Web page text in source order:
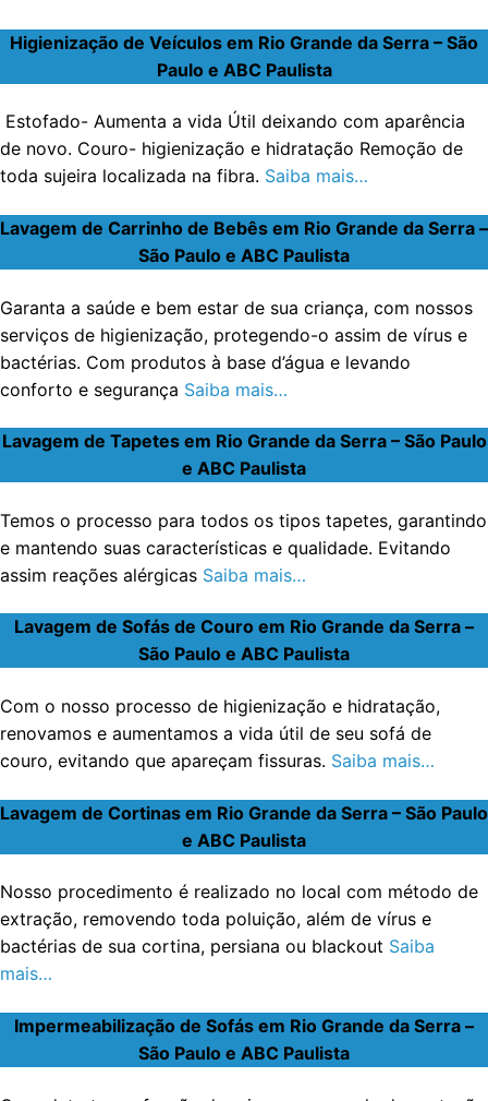
Higienização de Veículos em Rio Grande da Serra – São
Paulo e ABC Paulista
Estofado- Aumenta a vida Útil deixando com aparência
de novo. Couro- higienização e hidratação Remoção de
toda sujeira localizada na fibra. Saiba mais…
Lavagem de Carrinho de Bebês em Rio Grande da Serra –
São Paulo e ABC Paulista
Garanta a saúde e bem estar de sua criança, com nossos
serviços de higienização, protegendo-o assim de vírus e
bactérias. Com produtos à base d’água e levando
conforto e segurança Saiba mais…
Lavagem de Tapetes em Rio Grande da Serra – São Paulo
e ABC Paulista
Temos o processo para todos os tipos tapetes, garantindo
e mantendo suas características e qualidade. Evitando
assim reações alérgicas Saiba mais…
Lavagem de Sofás de Couro em Rio Grande da Serra –
São Paulo e ABC Paulista
Com o nosso processo de higienização e hidratação,
renovamos e aumentamos a vida útil de seu sofá de
couro, evitando que apareçam fissuras. Saiba mais…
Lavagem de Cortinas em Rio Grande da Serra – São Paulo
e ABC Paulista
Nosso procedimento é realizado no local com método de
extração, removendo toda poluição, além de vírus e
bactérias de sua cortina, persiana ou blackout Saiba
mais…
Impermeabilização de Sofás em Rio Grande da Serra –
São Paulo e ABC Paulista